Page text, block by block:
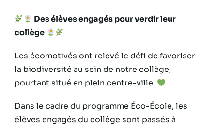
Des élèves engagés pour verdir leur
collège
Les écomotivés ont relevé le défi de favoriser
la biodiversité au sein de notre collège,
pourtant situé en plein centre-ville.
Dans le cadre du programme Éco-École, les
élèves engagés du collège sont passés à